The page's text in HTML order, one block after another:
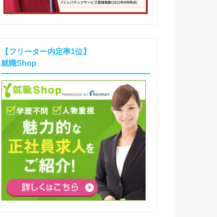
【フリーター内定率1位】
就職Shop